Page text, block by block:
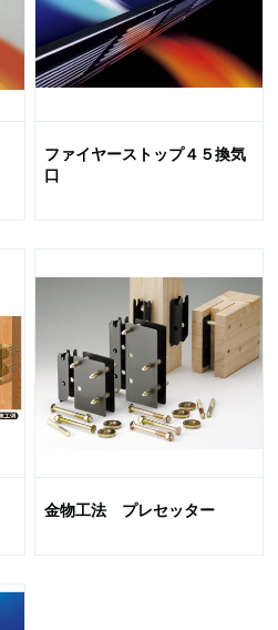
ファイヤーストップ４５換気
口
金物工法 プレセッター